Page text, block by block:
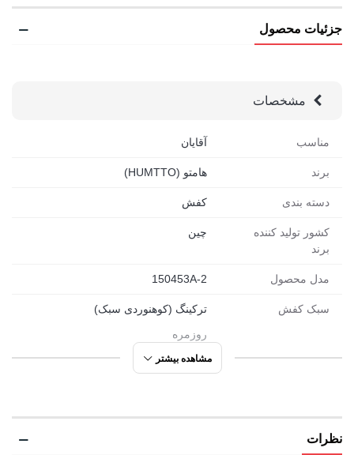
جزئیات محصول
مشخصات
مناسب آقایان
برند هامتو (HUMTTO)
دسته بندی کفش
کشور تولید کننده
برند
چین
مدل محصول 150453A-2
سبک کفش
ترکینگ (کوهنوردی سبک)
روزمره
تابستانی
مورد استفاده
کوهنوردی سبک
مشاهده بیشتر
نظرات